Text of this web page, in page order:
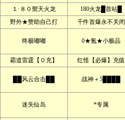
１·８０禦天火龙
180火龙█首站█
野外★赞助自己打
千件首爆永不关闭
终极嘟嘟 0★氪★小极品
霸道雷霆【０充】 红怪【必爆】充值
██风云合击██ 战神＋5████
迷失仙岛 *专属